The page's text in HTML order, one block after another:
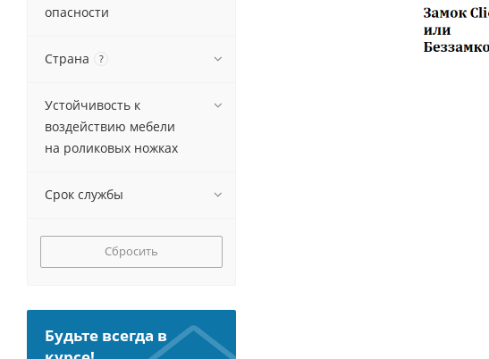
опасности
Страна ?
Устойчивость к
воздействию мебели
на роликовых ножках
Срок службы
Сбросить
Будьте всегда в